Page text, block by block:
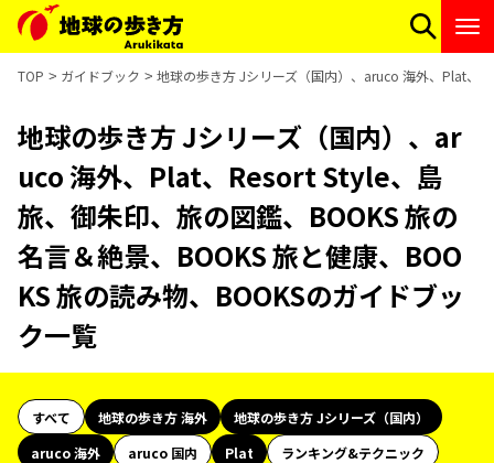
TOP ガイドブック 地球の歩き方 Jシリーズ（国内）、aruco 海外、Plat、
地球の歩き方 Jシリーズ（国内）、ar
uco 海外、Plat、Resort Style、島
旅、御朱印、旅の図鑑、BOOKS 旅の
名言＆絶景、BOOKS 旅と健康、BOO
KS 旅の読み物、BOOKSのガイドブッ
ク一覧
すべて 地球の歩き方 海外
地球の歩き方 Jシリーズ（国内）
aruco 海外
aruco 国内 Plat
ランキング&テクニック